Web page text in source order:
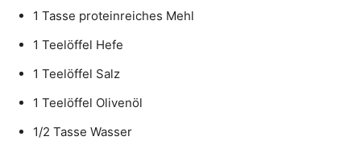
1 Tasse proteinreiches Mehl
1 Teelöffel Hefe
1 Teelöffel Salz
1 Teelöffel Olivenöl
1/2 Tasse Wasser